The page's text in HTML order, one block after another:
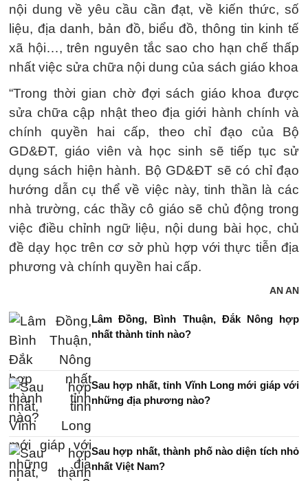
nội dung về yêu cầu cần đạt, về kiến thức, số
liệu, địa danh, bản đồ, biểu đồ, thông tin kinh tế
xã hội…, trên nguyên tắc sao cho hạn chế thấp
nhất việc sửa chữa nội dung của sách giáo khoa
“Trong thời gian chờ đợi sách giáo khoa được
sửa chữa cập nhật theo địa giới hành chính và
chính quyền hai cấp, theo chỉ đạo của Bộ
GD&ĐT, giáo viên và học sinh sẽ tiếp tục sử
dụng sách hiện hành. Bộ GD&ĐT sẽ có chỉ đạo
hướng dẫn cụ thể về việc này, tinh thần là các
nhà trường, các thầy cô giáo sẽ chủ động trong
việc điều chỉnh ngữ liệu, nội dung bài học, chủ
đề dạy học trên cơ sở phù hợp với thực tiễn địa
phương và chính quyền hai cấp.
AN AN
Lâm Đồng, Bình Thuận, Đắk Nông hợp
nhất thành tỉnh nào?
Sau hợp nhất, tỉnh Vĩnh Long mới giáp với
những địa phương nào?
Sau hợp nhất, thành phố nào diện tích nhỏ
nhất Việt Nam?